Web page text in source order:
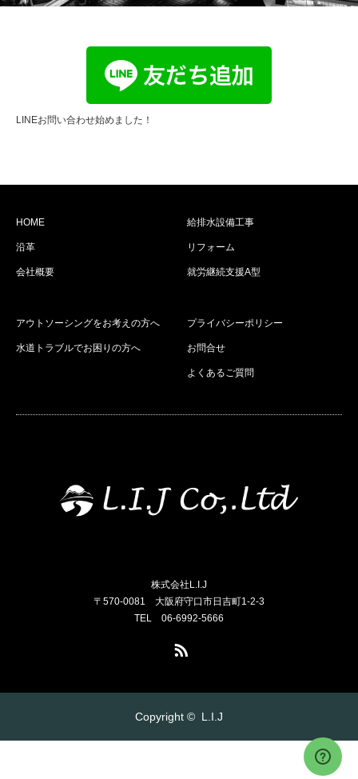
LINEお問い合わせ始めました！
HOME
沿革
会社概要
給排水設備工事
リフォーム
就労継続支援A型
アウトソーシングをお考えの方へ
水道トラブルでお困りの方へ
プライバシーポリシー
お問合せ
よくあるご質問
株式会社L.I.J
〒570-0081 大阪府守口市日吉町1-2-3
TEL 06-6992-5666
Copyright © L.I.J
アクセス